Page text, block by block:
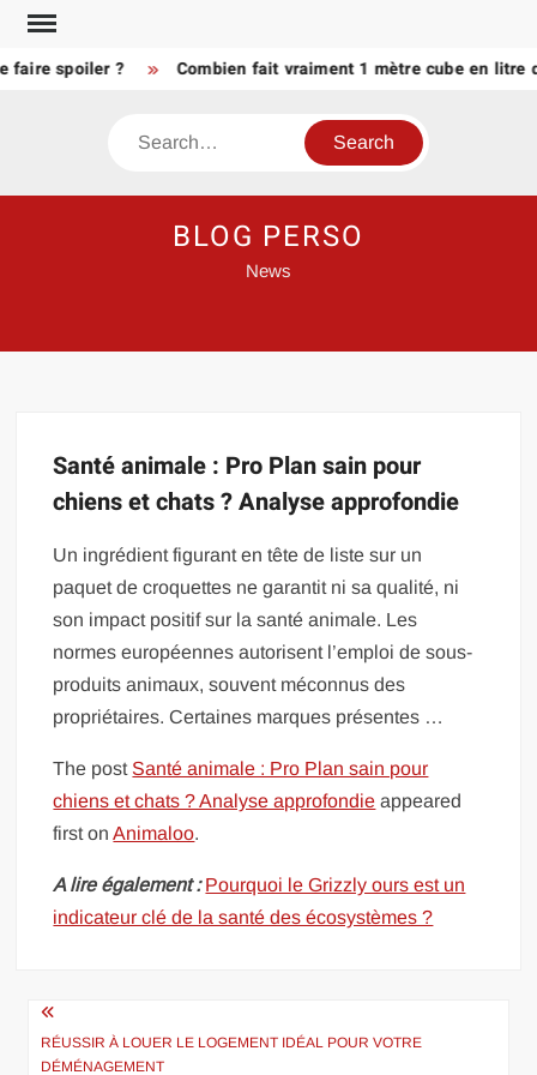
Skip
content
faire spoiler ? Combien fait vraiment 1 mètre cube en litre
Search
BLOG PERSO
News
Santé animale : Pro Plan sain pour
chiens et chats ? Analyse approfondie
Un ingrédient figurant en tête de liste sur un
paquet de croquettes ne garantit ni sa qualité, ni
son impact positif sur la santé animale. Les
normes européennes autorisent l’emploi de sous-
produits animaux, souvent méconnus des
propriétaires. Certaines marques présentes …
The post Santé animale : Pro Plan sain pour
chiens et chats ? Analyse approfondie appeared
first onAnimaloo.
A lire également : Pourquoi le Grizzly ours est un
indicateur clé de la santé des écosystèmes ?
Navigation
de
RÉUSSIR À LOUER LE LOGEMENT IDÉAL POUR VOTRE
DÉMÉNAGEMENT